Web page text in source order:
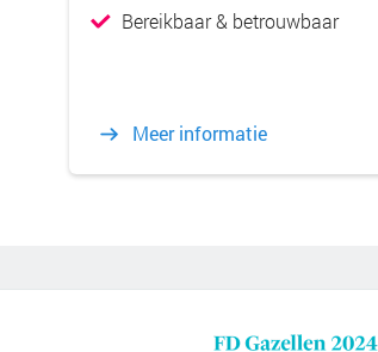
Bereikbaar & betrouwbaar
Meer informatie